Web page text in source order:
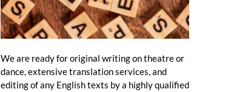
We are ready for original writing on theatre or
dance, extensive translation services, and
editing of any English texts by a highly qualified